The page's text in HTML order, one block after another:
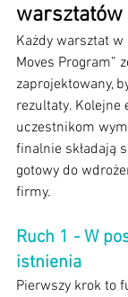
warsztatów
Każdy warsztat
Moves Program”
zaprojektowany,
rezultaty. Kolejne
uczestnikom
finalnie składają
gotowy do
firmy.
Ruch 1 - W
istnienia
Pierwszy krok to